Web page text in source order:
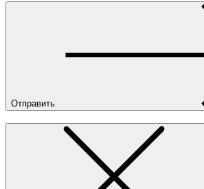
Отправить